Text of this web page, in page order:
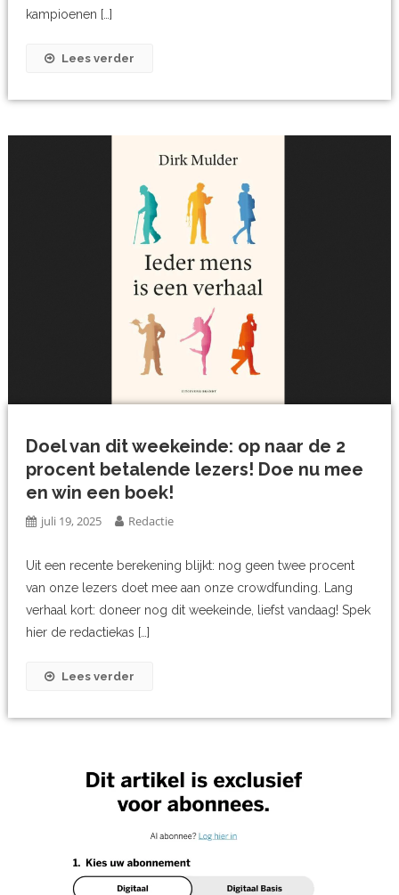
kampioenen […]
Lees verder
Doel van dit weekeinde: op naar de 2
procent betalende lezers! Doe nu mee
en win een boek!
juli 19, 2025 Redactie
Uit een recente berekening blijkt: nog geen twee procent
van onze lezers doet mee aan onze crowdfunding. Lang
verhaal kort: doneer nog dit weekeinde, liefst vandaag! Spek
hier de redactiekas […]
Lees verder